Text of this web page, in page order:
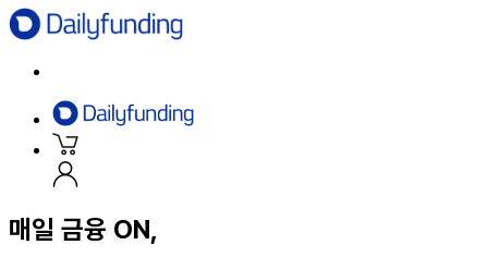
매일 금융 ON,